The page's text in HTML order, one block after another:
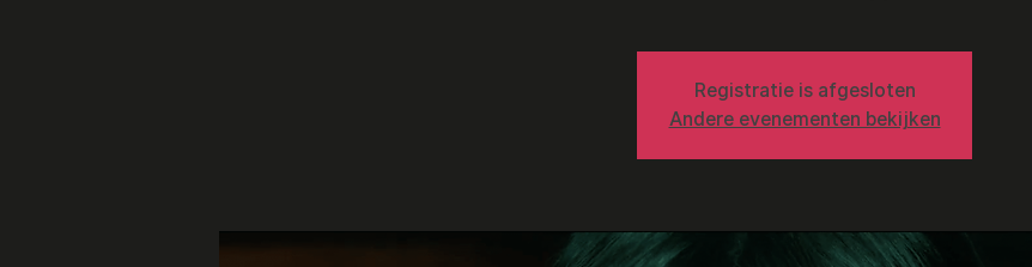
Registratie is afgesloten
Andere evenementen bekijken